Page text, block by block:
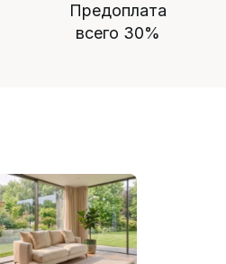
Предоплата
всего 30%